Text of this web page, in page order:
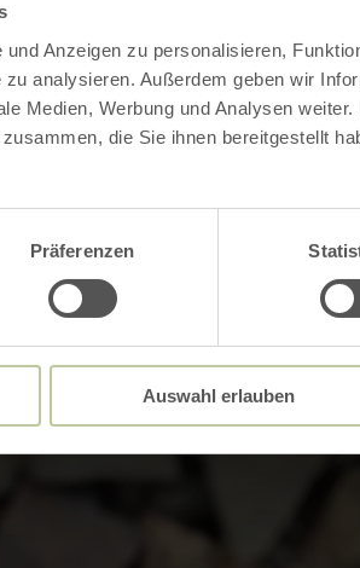
Anzeigen zu personalisieren,
analysieren. Außerdem geben wir
Medien, Werbung und Analysen
die Sie ihnen bereitgestellt
Präferenzen
Auswahl erlauben